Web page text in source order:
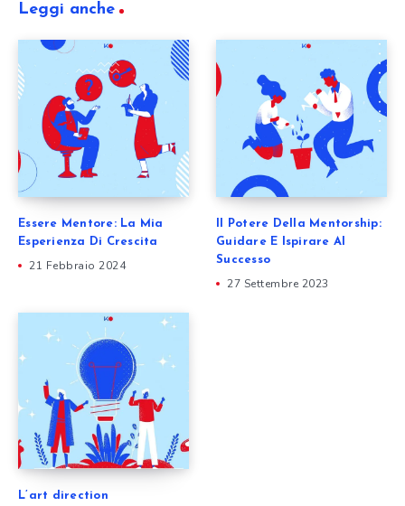
Leggi anche
Essere Mentore: La Mia
Esperienza Di Crescita
21 Febbraio 2024
Il Potere Della Mentorship:
Guidare E Ispirare Al
Successo
27 Settembre 2023
L’art direction